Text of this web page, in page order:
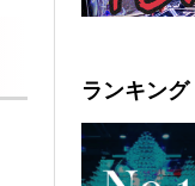
ランキング